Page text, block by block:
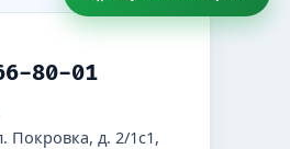
80-01
Покровка, д. 2/1с1,